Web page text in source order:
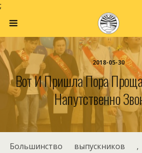
;
2018-05-30
Вот И Пришла Пора
Напутственно
Большинство выпускников